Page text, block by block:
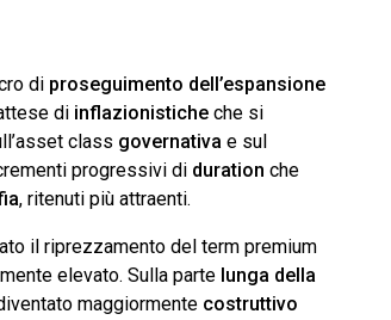
di proseguimento dell’espansione
di inflazionistiche che si
class governativa e sul
progressivi di duration che
, ritenuti più attraenti.
il riprezzamento del term premium
elevato. Sulla parte lunga della
maggiormente costruttivo